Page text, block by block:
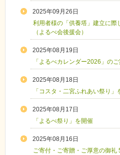
2025年09月26日
利用者様の「供養塔」建立に際
（よるべ会後援会）
2025年08月19日
「よるべカレンダー2026」の
2025年08月18日
「コスタ・二宮ふれあい祭り」
2025年08月17日
「よるべ祭り」を開催
2025年08月16日
ご寄付・ご寄贈・ご厚意の御礼